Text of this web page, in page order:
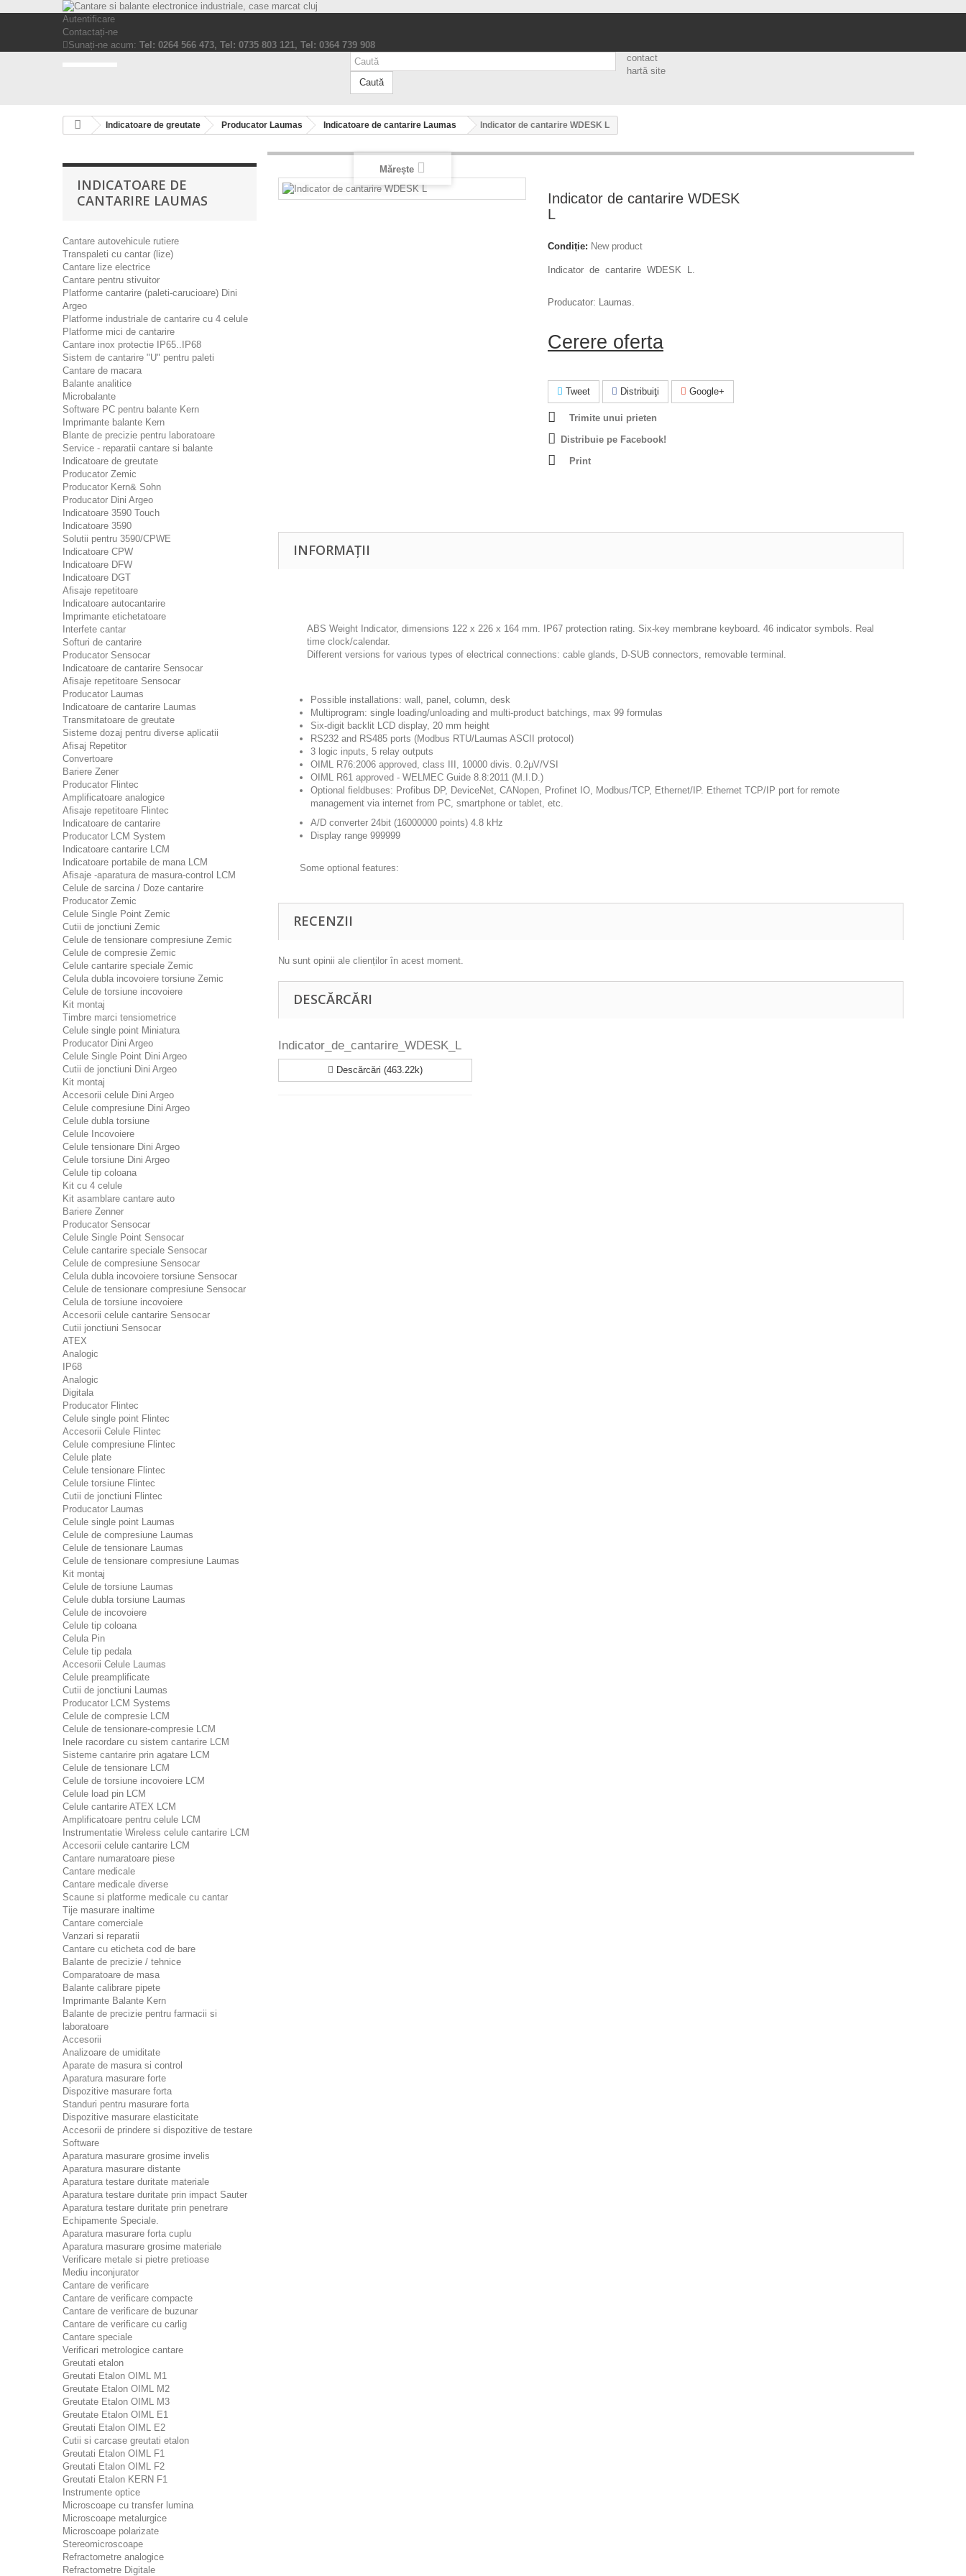
Autentificare
Contactați-ne
Sunați-ne acum: Tel: 0264 566 473, Tel: 0735 803 121, Tel: 0364 739 908
Caută
contact
hartă site
Indicatoare de greutate Producator Laumas Indicatoare de cantarire Laumas Indicator de cantarire WDESK L
INDICATOARE DE
CANTARIRE LAUMAS
Cantare autovehicule rutiere
Transpaleti cu cantar (lize)
Cantare lize electrice
Cantare pentru stivuitor
Platforme cantarire (paleti-carucioare) Dini
Argeo
Platforme industriale de cantarire cu 4 celule
Platforme mici de cantarire
Cantare inox protectie IP65..IP68
Sistem de cantarire "U" pentru paleti
Cantare de macara
Balante analitice
Microbalante
Software PC pentru balante Kern
Imprimante balante Kern
Blante de precizie pentru laboratoare
Service - reparatii cantare si balante
Indicatoare de greutate
Producator Zemic
Producator Kern& Sohn
Producator Dini Argeo
Indicatoare 3590 Touch
Indicatoare 3590
Solutii pentru 3590/CPWE
Indicatoare CPW
Indicatoare DFW
Indicatoare DGT
Afisaje repetitoare
Indicatoare autocantarire
Imprimante etichetatoare
Interfete cantar
Softuri de cantarire
Producator Sensocar
Indicatoare de cantarire Sensocar
Afisaje repetitoare Sensocar
Producator Laumas
Indicatoare de cantarire Laumas
Transmitatoare de greutate
Sisteme dozaj pentru diverse aplicatii
Afisaj Repetitor
Convertoare
Bariere Zener
Producator Flintec
Amplificatoare analogice
Afisaje repetitoare Flintec
Indicatoare de cantarire
Producator LCM System
Indicatoare cantarire LCM
Indicatoare portabile de mana LCM
Afisaje -aparatura de masura-control LCM
Celule de sarcina / Doze cantarire
Producator Zemic
Celule Single Point Zemic
Cutii de jonctiuni Zemic
Celule de tensionare compresiune Zemic
Celule de compresie Zemic
Celule cantarire speciale Zemic
Celula dubla incovoiere torsiune Zemic
Celule de torsiune incovoiere
Kit montaj
Timbre marci tensiometrice
Celule single point Miniatura
Producator Dini Argeo
Celule Single Point Dini Argeo
Cutii de jonctiuni Dini Argeo
Kit montaj
Accesorii celule Dini Argeo
Celule compresiune Dini Argeo
Celule dubla torsiune
Celule Incovoiere
Celule tensionare Dini Argeo
Celule torsiune Dini Argeo
Celule tip coloana
Kit cu 4 celule
Kit asamblare cantare auto
Bariere Zenner
Producator Sensocar
Celule Single Point Sensocar
Celule cantarire speciale Sensocar
Celule de compresiune Sensocar
Celula dubla incovoiere torsiune Sensocar
Celule de tensionare compresiune Sensocar
Celula de torsiune incovoiere
Accesorii celule cantarire Sensocar
Cutii jonctiuni Sensocar
ATEX
Analogic
IP68
Analogic
Digitala
Producator Flintec
Celule single point Flintec
Accesorii Celule Flintec
Celule compresiune Flintec
Celule plate
Celule tensionare Flintec
Celule torsiune Flintec
Cutii de jonctiuni Flintec
Producator Laumas
Celule single point Laumas
Celule de compresiune Laumas
Celule de tensionare Laumas
Celule de tensionare compresiune Laumas
Kit montaj
Celule de torsiune Laumas
Celule dubla torsiune Laumas
Celule de incovoiere
Celule tip coloana
Celula Pin
Celule tip pedala
Accesorii Celule Laumas
Celule preamplificate
Cutii de jonctiuni Laumas
Producator LCM Systems
Celule de compresie LCM
Celule de tensionare-compresie LCM
Inele racordare cu sistem cantarire LCM
Sisteme cantarire prin agatare LCM
Celule de tensionare LCM
Celule de torsiune incovoiere LCM
Celule load pin LCM
Celule cantarire ATEX LCM
Amplificatoare pentru celule LCM
Instrumentatie Wireless celule cantarire LCM
Accesorii celule cantarire LCM
Cantare numaratoare piese
Cantare medicale
Cantare medicale diverse
Scaune si platforme medicale cu cantar
Tije masurare inaltime
Cantare comerciale
Vanzari si reparatii
Cantare cu eticheta cod de bare
Balante de precizie / tehnice
Comparatoare de masa
Balante calibrare pipete
Imprimante Balante Kern
Balante de precizie pentru farmacii si
laboratoare
Accesorii
Analizoare de umiditate
Aparate de masura si control
Aparatura masurare forte
Dispozitive masurare forta
Standuri pentru masurare forta
Dispozitive masurare elasticitate
Accesorii de prindere si dispozitive de testare
Software
Aparatura masurare grosime invelis
Aparatura masurare distante
Aparatura testare duritate materiale
Aparatura testare duritate prin impact Sauter
Aparatura testare duritate prin penetrare
Echipamente Speciale.
Aparatura masurare forta cuplu
Aparatura masurare grosime materiale
Verificare metale si pietre pretioase
Mediu inconjurator
Cantare de verificare
Cantare de verificare compacte
Cantare de verificare de buzunar
Cantare de verificare cu carlig
Cantare speciale
Verificari metrologice cantare
Greutati etalon
Greutati Etalon OIML M1
Greutate Etalon OIML M2
Greutate Etalon OIML M3
Greutate Etalon OIML E1
Greutati Etalon OIML E2
Cutii si carcase greutati etalon
Greutati Etalon OIML F1
Greutati Etalon OIML F2
Greutati Etalon KERN F1
Instrumente optice
Microscoape cu transfer lumina
Microscoape metalurgice
Microscoape polarizate
Stereomicroscoape
Refractometre analogice
Refractometre Digitale
Mărește
Indicator de cantarire WDESK
L
Condiție: New product
Indicator de cantarire WDESK L.
Producator: Laumas.
Cerere oferta
Tweet Distribuiţi Google+
Trimite unui prieten
Distribuie pe Facebook!
Print
INFORMAȚII
ABS Weight Indicator, dimensions 122 x 226 x 164 mm. IP67 protection rating. Six-key membrane keyboard. 46 indicator symbols. Real
time clock/calendar.
Different versions for various types of electrical connections: cable glands, D-SUB connectors, removable terminal.
Possible installations: wall, panel, column, desk
Multiprogram: single loading/unloading and multi-product batchings, max 99 formulas
Six-digit backlit LCD display, 20 mm height
RS232 and RS485 ports (Modbus RTU/Laumas ASCII protocol)
3 logic inputs, 5 relay outputs
OIML R76:2006 approved, class III, 10000 divis. 0.2μV/VSI
OIML R61 approved - WELMEC Guide 8.8:2011 (M.I.D.)
Optional fieldbuses: Profibus DP, DeviceNet, CANopen, Profinet IO, Modbus/TCP, Ethernet/IP. Ethernet TCP/IP port for remote
management via internet from PC, smartphone or tablet, etc.
A/D converter 24bit (16000000 points) 4.8 kHz
Display range 999999
Some optional features:
RECENZII
Nu sunt opinii ale clienților în acest moment.
DESCĂRCĂRI
Indicator_de_cantarire_WDESK_L
Descărcări (463.22k)